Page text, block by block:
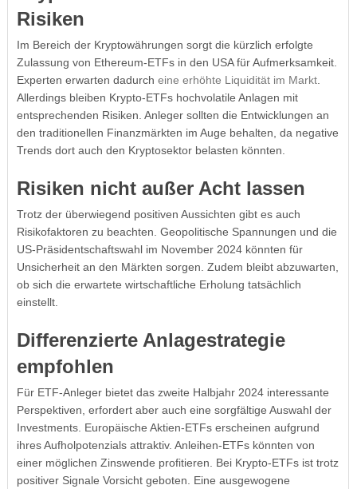
Risiken
Im Bereich der Kryptowährungen sorgt die kürzlich erfolgte
Zulassung von Ethereum-ETFs in den USA für Aufmerksamkeit.
Experten erwarten dadurch eine erhöhte Liquidität im Markt.
Allerdings bleiben Krypto-ETFs hochvolatile Anlagen mit
entsprechenden Risiken. Anleger sollten die Entwicklungen an
den traditionellen Finanzmärkten im Auge behalten, da negative
Trends dort auch den Kryptosektor belasten könnten.
Risiken nicht außer Acht lassen
Trotz der überwiegend positiven Aussichten gibt es auch
Risikofaktoren zu beachten. Geopolitische Spannungen und die
US-Präsidentschaftswahl im November 2024 könnten für
Unsicherheit an den Märkten sorgen. Zudem bleibt abzuwarten,
ob sich die erwartete wirtschaftliche Erholung tatsächlich
einstellt.
Differenzierte Anlagestrategie
empfohlen
Für ETF-Anleger bietet das zweite Halbjahr 2024 interessante
Perspektiven, erfordert aber auch eine sorgfältige Auswahl der
Investments. Europäische Aktien-ETFs erscheinen aufgrund
ihres Aufholpotenzials attraktiv. Anleihen-ETFs könnten von
einer möglichen Zinswende profitieren. Bei Krypto-ETFs ist trotz
positiver Signale Vorsicht geboten. Eine ausgewogene